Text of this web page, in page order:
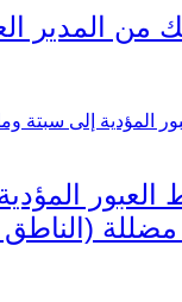
من
العبور